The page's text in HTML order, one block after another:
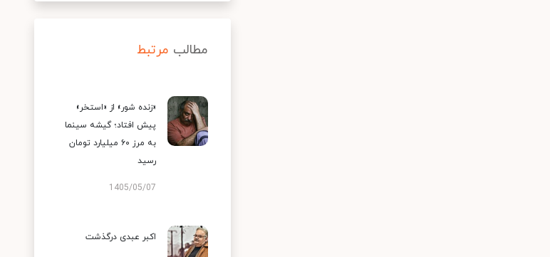
مطالب مرتبط
«زنده شور» از «استخر»
پیش افتاد؛ گیشه سینما
به مرز ۶۰ میلیارد تومان
رسید
1405/05/07
اکبر عبدی درگذشت